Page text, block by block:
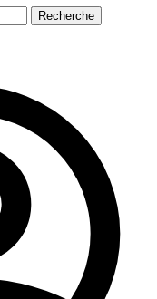
Recherche
Recherche